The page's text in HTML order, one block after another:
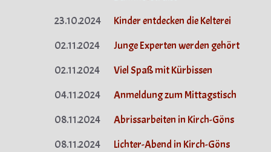
23.10.2024
Kinder entdecken die Kelterei
02.11.2024
Junge Experten werden gehört
02.11.2024
Viel Spaß mit Kürbissen
04.11.2024
Anmeldung zum Mittagstisch
08.11.2024
Abrissarbeiten in Kirch-Göns
08.11.2024
Lichter-Abend in Kirch-Göns